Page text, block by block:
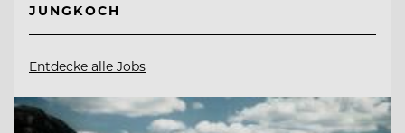
JUNGKOCH
Entdecke alle Jobs